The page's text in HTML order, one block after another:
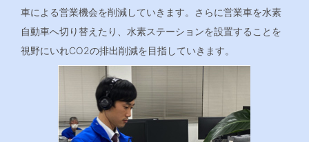
車による営業機会を削減していきます。さらに営業車を水素
自動車へ切り替えたり、水素ステーションを設置することを
視野にいれCO2の排出削減を目指していきます。